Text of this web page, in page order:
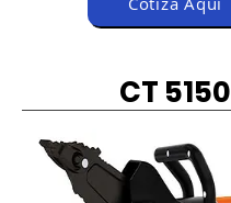
CT 5150